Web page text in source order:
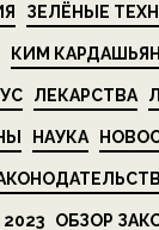
ЗЕЛЁНЫЕ
КИМ КАРДАШЬЯН
ЛЕКАРСТВА
НАУКА
ОБЗОР